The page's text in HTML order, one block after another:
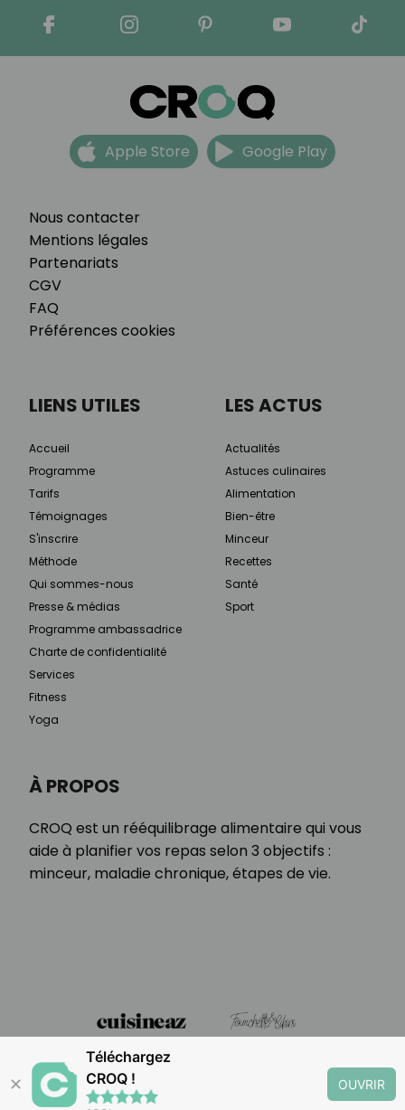
Nous contacter
Mentions légales
Partenariats
CGV
FAQ
Préférences cookies
Apple Store Google Play
À PROPOS
CROQ est un rééquilibrage alimentaire qui vous
aide à planifier vos repas selon 3 objectifs :
minceur, maladie chronique, étapes de vie.
LIENS UTILES
Accueil
Programme
Tarifs
Témoignages
S'inscrire
Méthode
Qui sommes-nous
Presse & médias
Programme ambassadrice
Charte de confidentialité
Services
Fitness
Yoga
LES ACTUS
Actualités
Astuces culinaires
Alimentation
Bien-être
Minceur
Recettes
Santé
Sport
✕
Téléchargez
CROQ !
OUVRIR